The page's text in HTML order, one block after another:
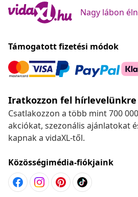
Nagy lábon
Támogatott fizetési módok
Iratkozzon fel hírlevelünkre
Csatlakozzon a több mint 700
akciókat, szezonális ajánlatokat
kapnak a vidaXL-től.
Közösségimédia-fiókjaink